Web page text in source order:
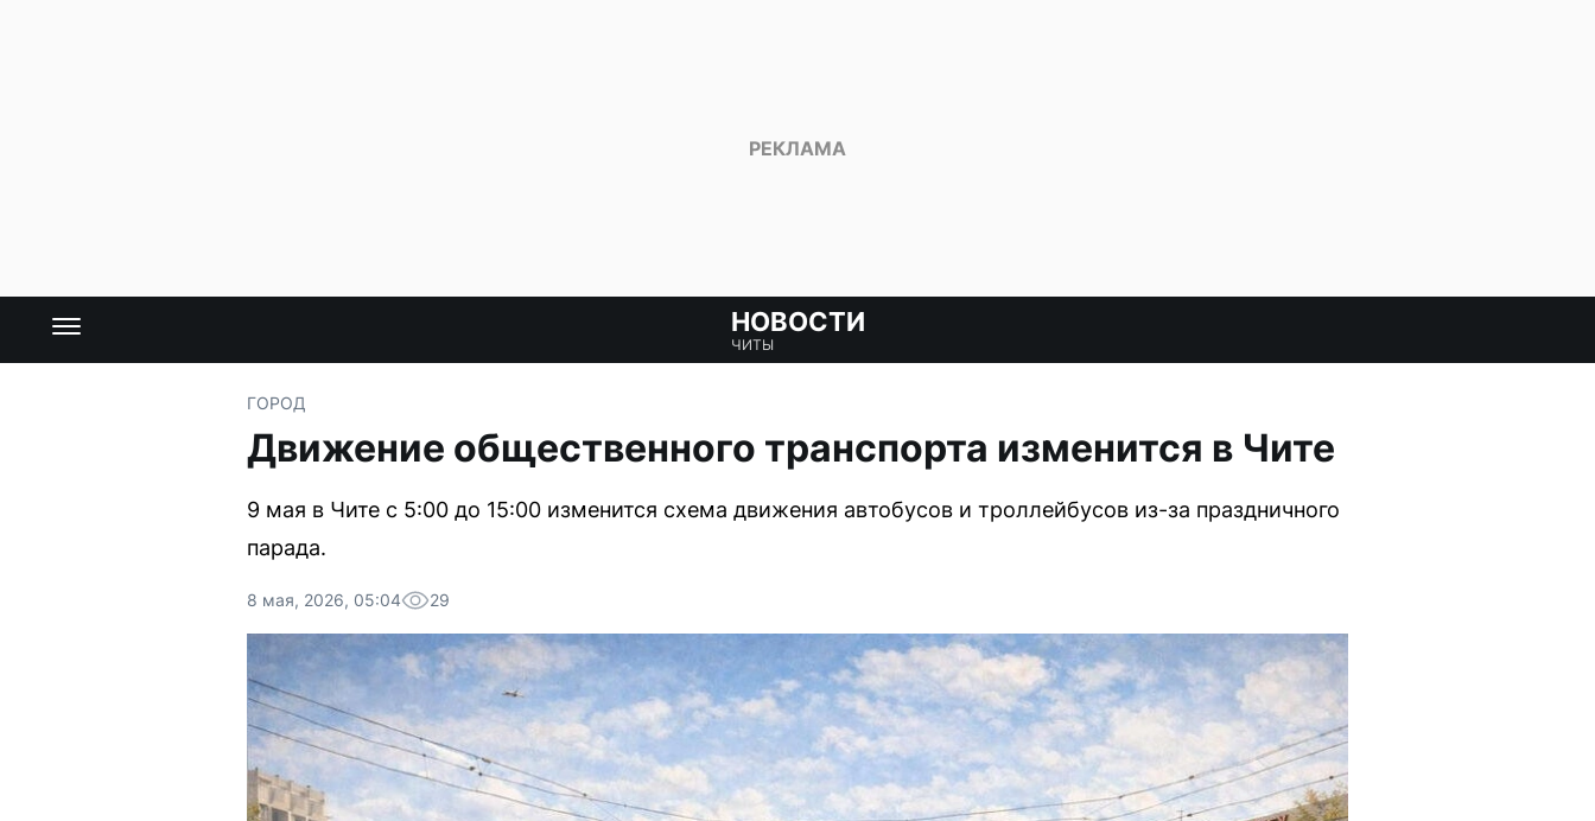
НОВОСТИ
ЧИТЫ
ГОРОД
Движение общественного транспорта изменится в Чите
9 мая в Чите с 5:00 до 15:00 изменится схема движения автобусов и троллейбусов из-за праздничного
парада.
8 мая, 2026, 05:04 29